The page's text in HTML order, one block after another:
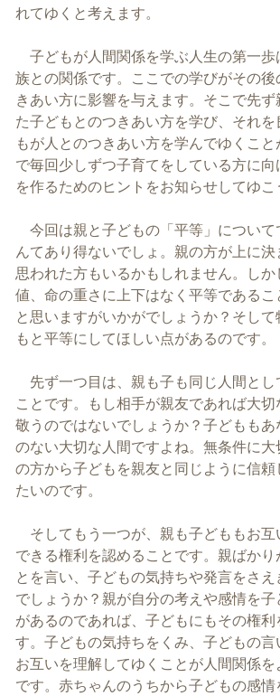
れてゆくと考えます。
子どもが人間関係を学ぶ人生の第一歩
族との関係です。ここでの学びがその
きあい方に影響を与えます。そこで先
た子どもとのつきあい方を学び、それ
もが人とのつきあい方を学んでゆくこと
で毎回少しずつ子育てをしている方に
を作るためのヒントをお知らせしてゆこ
今回は親と子どもの「平等」について
んてあり得ないでしょ。親の方が上に
思われた方もいるかもしれません。し
値、命の重さに上下はなく平等である
と思いますがいかがでしょうか？そし
もと平等にしてほしい点があるのです。
先ず一つ目は、親も子も同じ人間とし
ことです。もし相手が親友であれば大
敬うのではないでしょうか？子どももあ
のない大切な人間ですよね。無条件に
の方から子どもを親友と同じように信頼
たいのです。
そしてもう一つが、親も子どももお互
できる権利を認めることです。親ばかり
とを言い、子どもの気持ちや発言をさ
でしょうか？親が自分の考えや感情を子
があるのであれば、子どもにもその権
す。子どもの気持ちをくみ、子どもの言
お互いを理解してゆくことが人間関係
です。赤ちゃんのうちから子どもの感